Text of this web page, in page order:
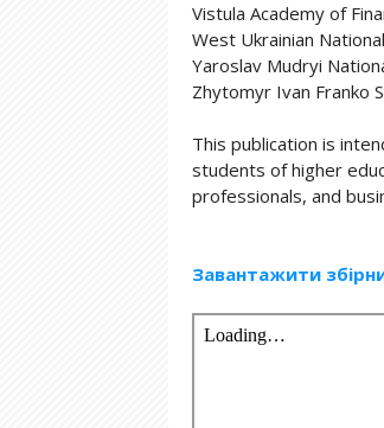
Vistula Academy of
West Ukrainian
Yaroslav Mudryi
Zhytomyr Ivan Franko
This publication is
students of higher
professionals, and
Завантажити